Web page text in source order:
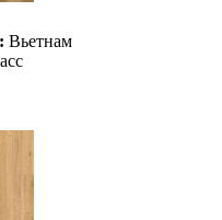
Вьетнам